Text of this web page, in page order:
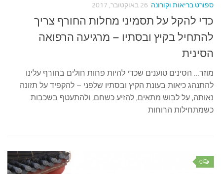
ספורט בריאות וקורונה 26 באוקטובר, 2017
כדי להקל על תסמיני מחלות החורף צריך
להתחיל בקיץ ובסתיו – מרגיעה הרפואה
הסינית
מוזר… הסינים טוענים שכדי להיות פחות חולים בחורף עלינו
להתנהג כיאות בעונת הקיץ ובסתיו שלפני – להקפיד על תזונה
נאותה, על לבוש מתאים, להזיע כשחם, ולהתעטף בשכבות
כשמתחילות הרוחות
0